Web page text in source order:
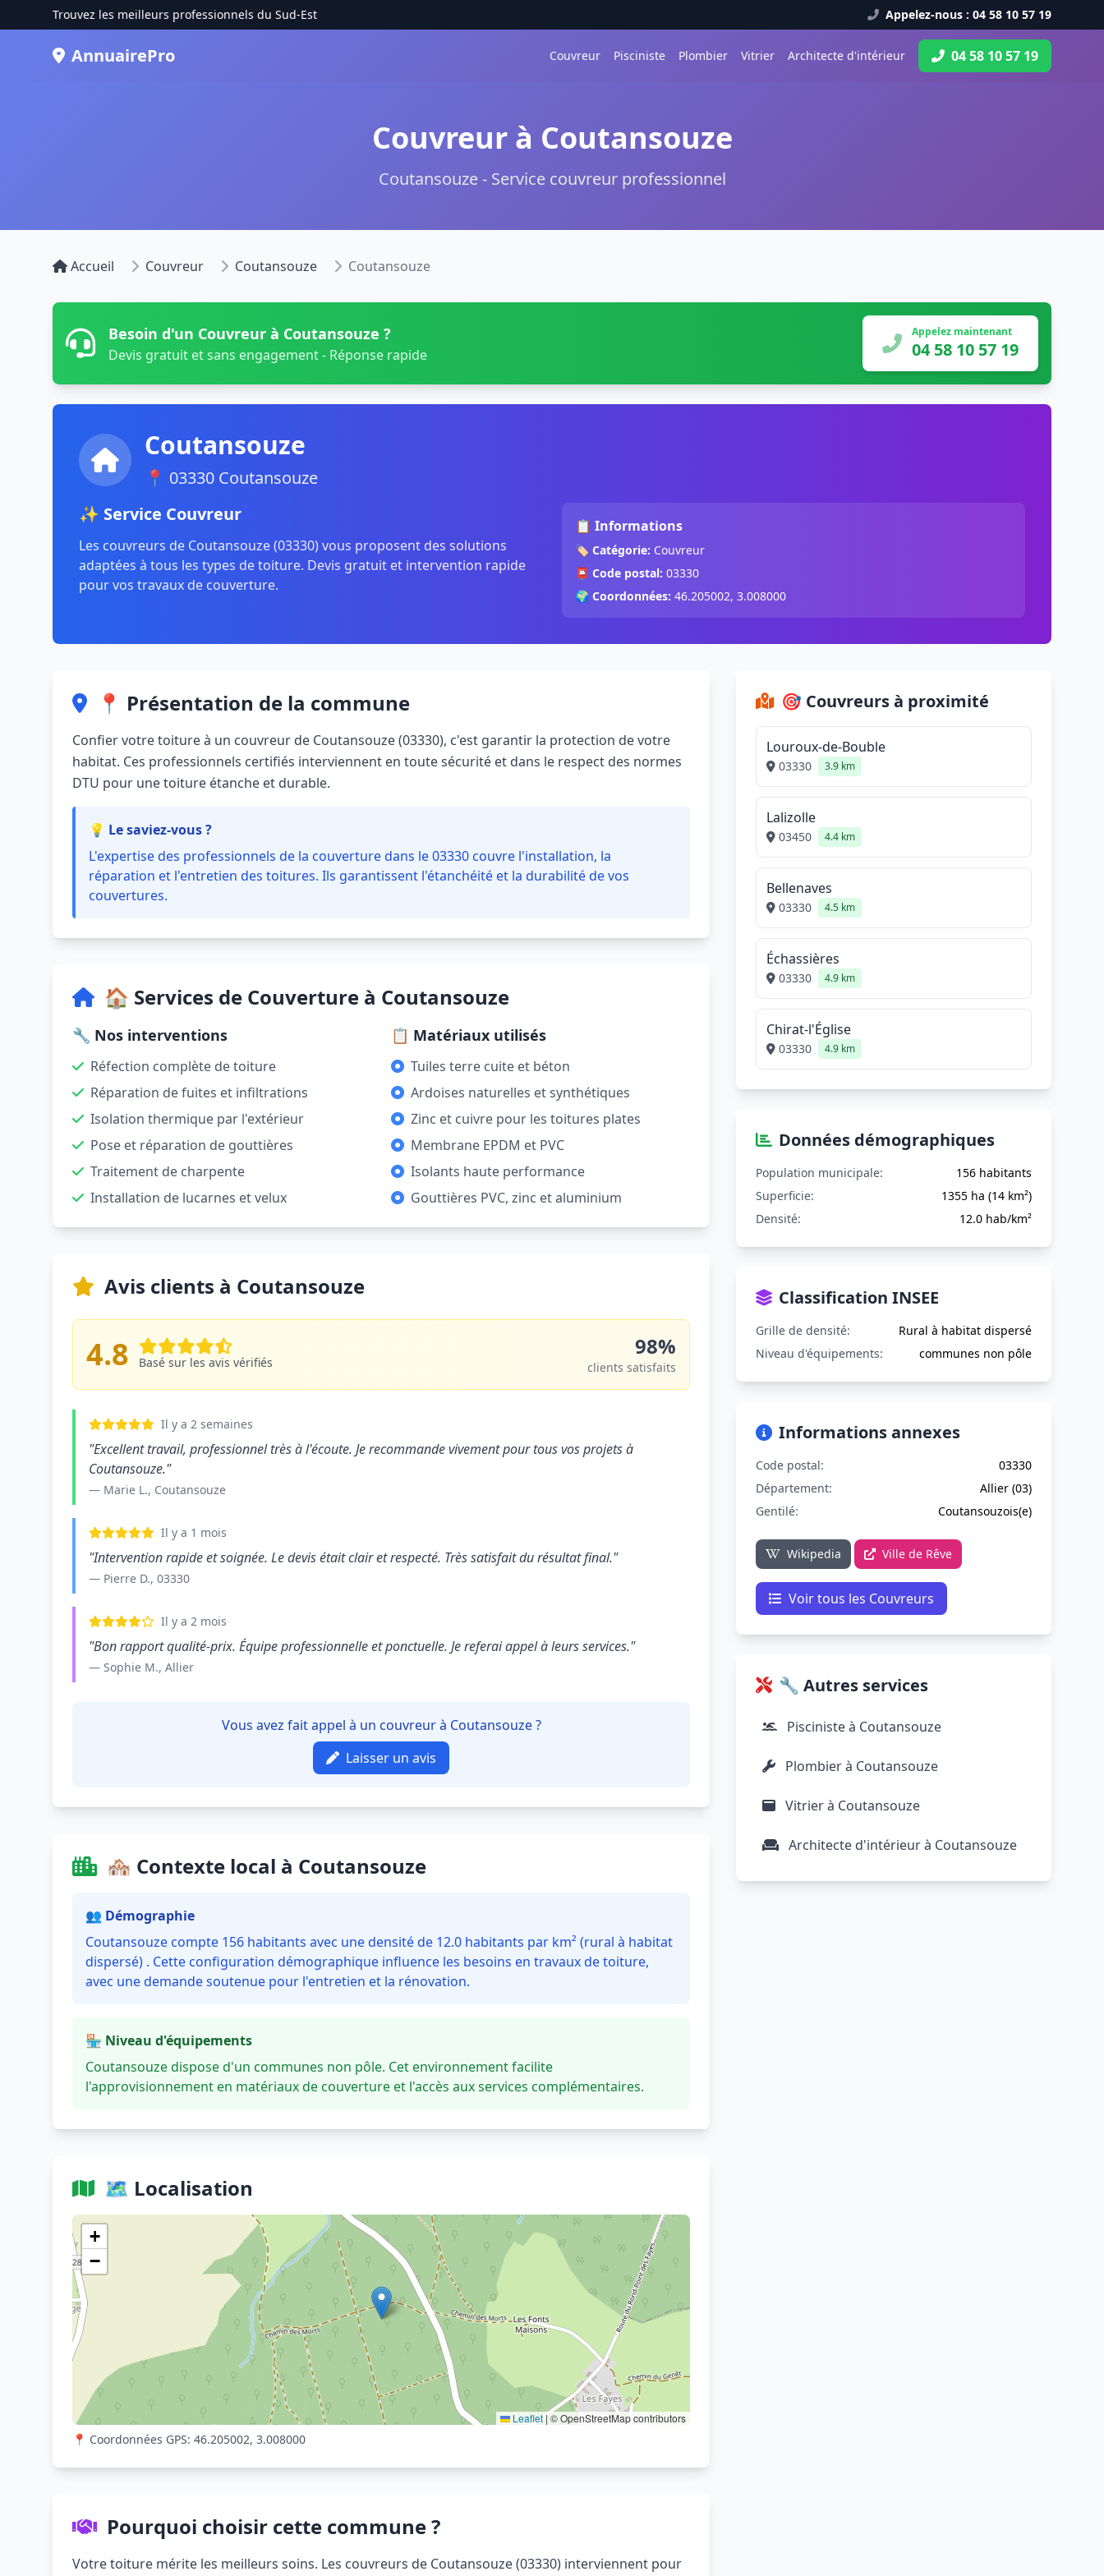
Trouvez les meilleurs professionnels du Sud-Est Appelez-nous : 04 58 10 57 19
AnnuairePro Couvreur Pisciniste Plombier Vitrier Architecte d'intérieur 04 58 10 57 19
Couvreur à Coutansouze
Coutansouze - Service couvreur professionnel
Accueil Couvreur Coutansouze Coutansouze
Besoin d'un Couvreur à Coutansouze ?
Devis gratuit et sans engagement - Réponse rapide
Appelez maintenant
04 58 10 57 19
Coutansouze
📍 03330 Coutansouze
✨ Service Couvreur
Les couvreurs de Coutansouze (03330) vous proposent des solutions
adaptées à tous les types de toiture. Devis gratuit et intervention rapide
pour vos travaux de couverture.
📋 Informations
🏷️ Catégorie: Couvreur
📮 Code postal: 03330
🌍 Coordonnées: 46.205002, 3.008000
📍 Présentation de la commune
Confier votre toiture à un couvreur de Coutansouze (03330), c'est garantir la protection de votre
habitat. Ces professionnels certifiés interviennent en toute sécurité et dans le respect des normes
DTU pour une toiture étanche et durable.
💡 Le saviez-vous ?
L'expertise des professionnels de la couverture dans le 03330 couvre l'installation, la
réparation et l'entretien des toitures. Ils garantissent l'étanchéité et la durabilité de vos
couvertures.
🏠 Services de Couverture à Coutansouze
🔧 Nos interventions
Réfection complète de toiture
Réparation de fuites et infiltrations
Isolation thermique par l'extérieur
Pose et réparation de gouttières
Traitement de charpente
Installation de lucarnes et velux
📋 Matériaux utilisés
Tuiles terre cuite et béton
Ardoises naturelles et synthétiques
Zinc et cuivre pour les toitures plates
Membrane EPDM et PVC
Isolants haute performance
Gouttières PVC, zinc et aluminium
Avis clients à Coutansouze
4.8 Basé sur les avis vérifiés
98%
clients satisfaits
Il y a 2 semaines
"Excellent travail, professionnel très à l'écoute. Je recommande vivement pour tous vos projets à
Coutansouze."
— Marie L., Coutansouze
Il y a 1 mois
"Intervention rapide et soignée. Le devis était clair et respecté. Très satisfait du résultat final."
— Pierre D., 03330
Il y a 2 mois
"Bon rapport qualité-prix. Équipe professionnelle et ponctuelle. Je referai appel à leurs services."
— Sophie M., Allier
Vous avez fait appel à un couvreur à Coutansouze ?
Laisser un avis
🏘️ Contexte local à Coutansouze
👥 Démographie
Coutansouze compte 156 habitants avec une densité de 12.0 habitants par km² (rural à habitat
dispersé) . Cette configuration démographique influence les besoins en travaux de toiture,
avec une demande soutenue pour l'entretien et la rénovation.
🏪 Niveau d'équipements
Coutansouze dispose d'un communes non pôle. Cet environnement facilite
l'approvisionnement en matériaux de couverture et l'accès aux services complémentaires.
🗺️ Localisation
+
−
Leaflet | © OpenStreetMap contributors
Voir sur OpenStreetMap
📍 Coordonnées GPS: 46.205002, 3.008000
Pourquoi choisir cette commune ?
Votre toiture mérite les meilleurs soins. Les couvreurs de Coutansouze (03330) interviennent pour
🎯 Couvreurs à proximité
Louroux-de-Bouble
03330 3.9 km
Lalizolle
03450 4.4 km
Bellenaves
03330 4.5 km
Échassières
03330 4.9 km
Chirat-l'Église
03330 4.9 km
Données démographiques
Population municipale:
156 habitants
Superficie:
1355 ha (14 km²)
Densité:
12.0 hab/km²
Classification INSEE
Grille de densité:
Rural à habitat dispersé
Niveau d'équipements:
communes non pôle
Informations annexes
Code postal:
03330
Département:
Allier (03)
Gentilé:
Coutansouzois(e)
Wikipedia Ville de Rêve
Voir tous les Couvreurs
🔧 Autres services
Pisciniste à Coutansouze
Plombier à Coutansouze
Vitrier à Coutansouze
Architecte d'intérieur à Coutansouze